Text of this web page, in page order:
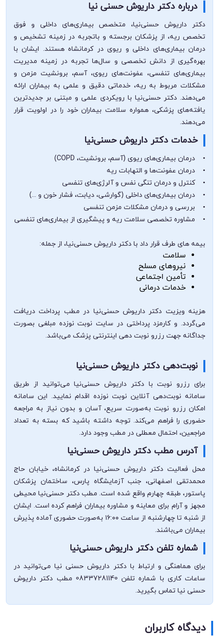
درباره دکتر داریوش حسنی نیا
دکتر داریوش حسنی‌نیا، متخصص بیماری‌های داخلی و فوق
تخصص ریه، از پزشکان برجسته و با‌تجربه در زمینه تشخیص و
درمان بیماری‌های داخلی و ریوی در کرمانشاه هستند. ایشان با
بهره‌گیری از دانش تخصصی و سال‌ها تجربه در زمینه مدیریت
بیماری‌های تنفسی، عفونت‌های ریوی، آسم، برونشیت مزمن و
مشکلات مربوط به ریه، خدماتی دقیق و علمی به بیماران ارائه
می‌دهند. دکتر حسنی‌نیا با رویکردی علمی و مبتنی بر جدیدترین
یافته‌های پزشکی، همواره سلامت بیماران خود را در اولویت قرار
می‌دهند.
خدمات دکتر داریوش حسنی‌نیا
• درمان بیماری‌های ریوی (آسم، برونشیت، COPD)
• درمان عفونت‌ها و التهابات ریه
• کنترل و درمان تنگی نفس و آلرژی‌های تنفسی
• درمان بیماری‌های داخلی (گوارشی، دیابت، فشار خون و ...)
• بررسی و درمان مشکلات مزمن تنفسی
• مشاوره تخصصی سلامت ریه و پیشگیری از بیماری‌های تنفسی
بیمه های طرف قرار داد با دکتر داریوش حسنی‌نیا، از جمله:
سلامت
نیروهای مسلح
تأمین اجتماعی
خدمات درمانی
هزینه ویزیت دکتر داریوش حسنی‌نیا در مطب پرداخت دریافت
می‌گردد. و کارمزد پرداختی در سایت نوبت نوزده مبلغی بصورت
جداگانه جهت رزرو نوبت دهی اینترنتی پزشک می‌باشد.
نوبت‌دهی دکتر داریوش حسنی‌نیا
برای رزرو نوبت با دکتر داریوش حسنی‌نیا می‌توانید از طریق
سامانه نوبت‌دهی آنلاین نوبت نوزده اقدام نمایید. این سامانه
امکان رزرو نوبت به‌صورت سریع، آسان و بدون نیاز به مراجعه
حضوری را فراهم می‌کند. توجه داشته باشید که بسته به تعداد
مراجعین، احتمال معطلی در مطب وجود دارد.
آدرس مطب دکتر داریوش حسنی‌نیا
محل فعالیت دکتر داریوش حسنی‌نیا در کرمانشاه، خیابان حاج
محمدتقی اصفهانی، جنب آزمایشگاه پارس، ساختمان پزشکان
پاستور، طبقه چهارم واقع شده است. مطب دکتر حسنی‌نیا محیطی
مجهز و آرام برای معاینه و مشاوره بیماران فراهم کرده است. ایشان
از شنبه تا چهارشنبه از ساعت ۱۶:۰۰ به‌صورت حضوری آماده پذیرش
بیماران می‌باشند.
شماره تلفن دکتر داریوش حسنی‌نیا
برای هماهنگی و ارتباط با دکتر داریوش حسنی نیا می‌توانید در
ساعات کاری با شماره تلفن 08337281140 مطب دکتر داریوش
حسنی نیا تماس بگیرید.
دیدگاه کاربران